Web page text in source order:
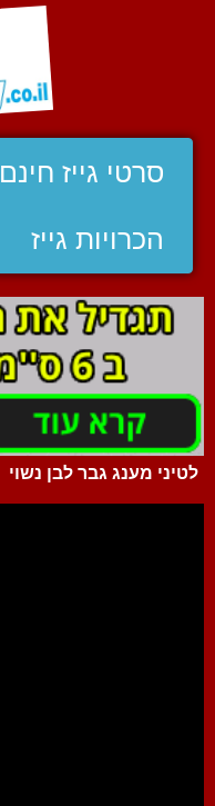
סרטי גייז חינם
הכרויות גייז
לטיני מענג גבר לבן נשוי